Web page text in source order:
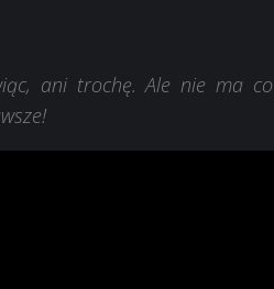
ani trochę. Ale nie ma